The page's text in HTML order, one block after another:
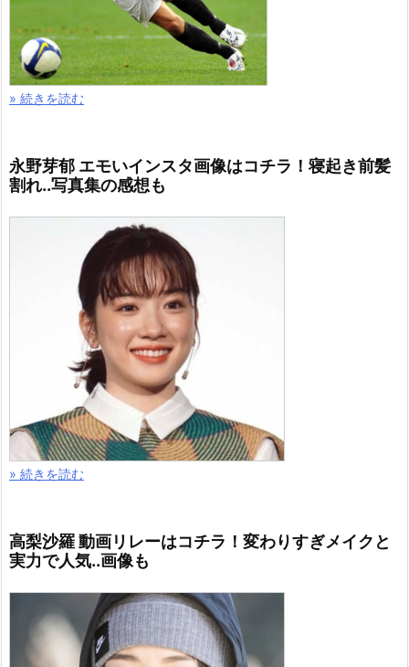
» 続きを読む
永野芽郁 エモいインスタ画像はコチラ！寝起き前髪
割れ..写真集の感想も
» 続きを読む
高梨沙羅 動画リレーはコチラ！変わりすぎメイクと
実力で人気..画像も